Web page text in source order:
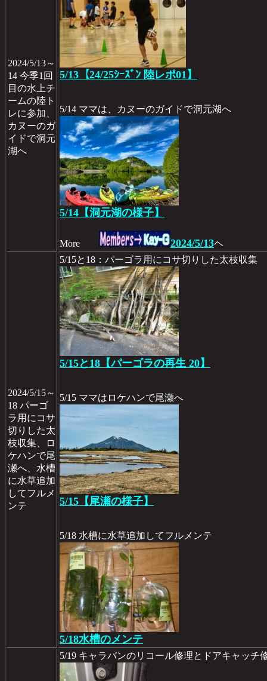
2024/5/13～
14 今季1回
目の水上チ
ームの陸ト
レに参加、
カヌーのガ
イドで洞元
湖へ
5/13【24/25ｼｰｽﾞﾝ 陸レポ01】
5/14 ママは、カヌーのガイドで洞元湖へ
5/14【洞元湖の様子】
More 2024/5/13ヘ
2024/5/15～
18 パーゴ
ラ用にコサ
切りした太
枝収集、ロ
ケハンで尾
瀬へ、水槽
に水草追加
してフルメ
ンテ
5/15と18：パーゴラ用にコサ切りした太枝収集
5/15と18【パーゴラの再生 20】
5/15 ママはロケハンで尾瀬へ
5/15【尾瀬の様子】
5/18 水槽に水草追加してフルメンテ
5/18水槽のメンテ
5/19 キャラバンのリコール修理とドアキャッチ